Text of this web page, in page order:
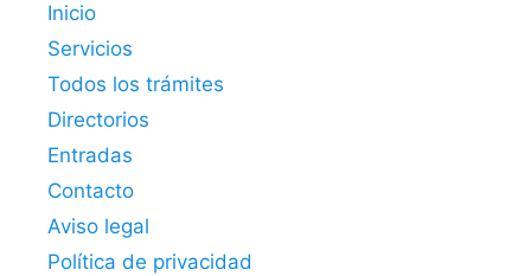
Inicio
Servicios
Todos los trámites
Directorios
Entradas
Contacto
Aviso legal
Política de privacidad